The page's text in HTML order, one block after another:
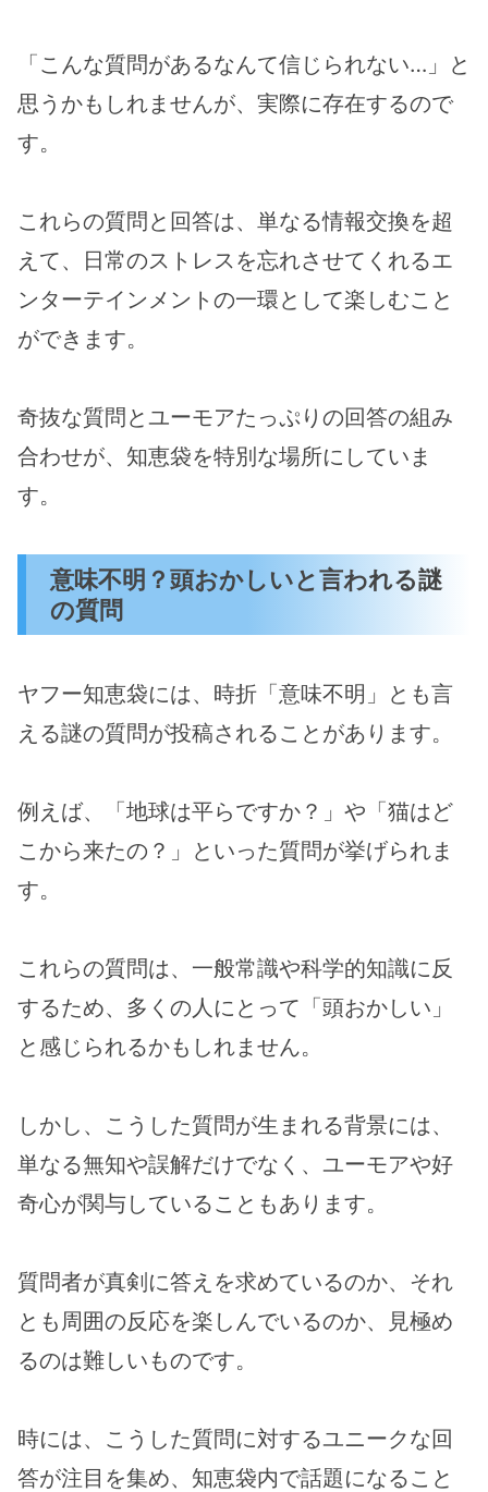
「こんな質問があるなんて信じられない…」と
思うかもしれませんが、実際に存在するので
す。
これらの質問と回答は、単なる情報交換を超
えて、日常のストレスを忘れさせてくれるエ
ンターテインメントの一環として楽しむこと
ができます。
奇抜な質問とユーモアたっぷりの回答の組み
合わせが、知恵袋を特別な場所にしていま
す。
意味不明？頭おかしいと言われる謎
の質問
ヤフー知恵袋には、時折「意味不明」とも言
える謎の質問が投稿されることがあります。
例えば、「地球は平らですか？」や「猫はど
こから来たの？」といった質問が挙げられま
す。
これらの質問は、一般常識や科学的知識に反
するため、多くの人にとって「頭おかしい」
と感じられるかもしれません。
しかし、こうした質問が生まれる背景には、
単なる無知や誤解だけでなく、ユーモアや好
奇心が関与していることもあります。
質問者が真剣に答えを求めているのか、それ
とも周囲の反応を楽しんでいるのか、見極め
るのは難しいものです。
時には、こうした質問に対するユニークな回
答が注目を集め、知恵袋内で話題になること